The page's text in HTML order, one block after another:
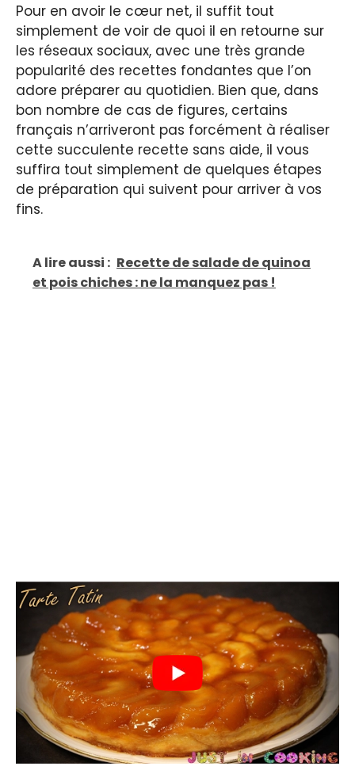
Pour en avoir le cœur net, il suffit tout
simplement de voir de quoi il en retourne sur
les réseaux sociaux, avec une très grande
popularité des recettes fondantes que l’on
adore préparer au quotidien. Bien que, dans
bon nombre de cas de figures, certains
français n’arriveront pas forcément à réaliser
cette succulente recette sans aide, il vous
suffira tout simplement de quelques étapes
de préparation qui suivent pour arriver à vos
fins.
A lire aussi : Recette de salade de quinoa
et pois chiches : ne la manquez pas !